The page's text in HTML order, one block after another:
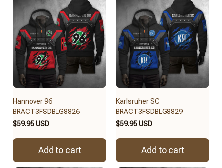
Hannover 96
BRACT3FSDBLG8826
$59.95 USD
Add to cart
Karlsruher SC
BRACT3FSDBLG8829
$59.95 USD
Add to cart